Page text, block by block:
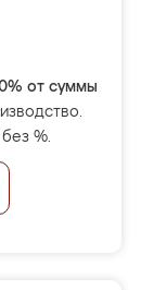
от суммы
%.